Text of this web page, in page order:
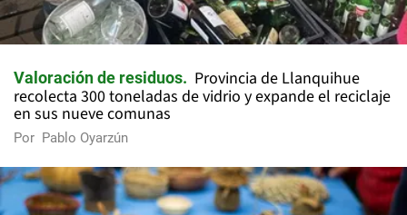
Valoración de residuos
Provincia de Llanquihue
recolecta 300 toneladas de vidrio y expande el reciclaje
en sus nueve comunas
Por Pablo Oyarzún